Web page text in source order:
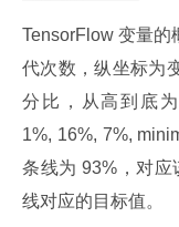
TensorFlow 变量的
代次数，纵坐标为
分比，从高到底为
1%, 16%, 7%,
条线为 93%，对应
线对应的目标值。